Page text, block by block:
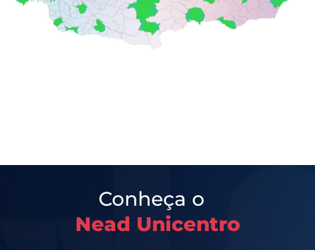
Conheça o
Nead Unicentro